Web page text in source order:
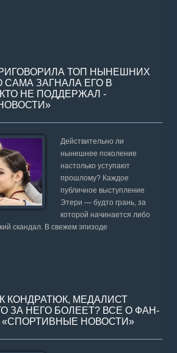
ТОП НЫНЕШНИХ
ЗАГНАЛА ЕГО В
НЕ ПОДДЕРЖАЛ -
Действительно ли
нынешнее поколение
настолько уступают
прошлому? Каждое
публичное выступление
Этери — будто грань, за
которой начинается либо
скандал. В свежем эпизоде
КОНДРАТЮК, МЕДАЛИСТ
ЗА НЕГО БОЛЕЕТ? ВСЕ О ФАН-
«СПОРТИВНЫЕ НОВОСТИ»